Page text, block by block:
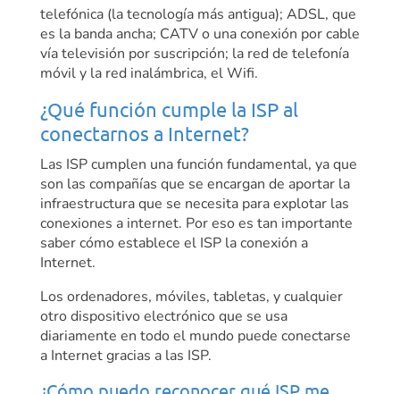
telefónica (la tecnología más antigua); ADSL, que
es la banda ancha; CATV o una conexión por cable
vía televisión por suscripción; la red de telefonía
móvil y la red inalámbrica, el Wifi.
¿Qué función cumple la ISP al
conectarnos a Internet?
Las ISP cumplen una función fundamental, ya que
son las compañías que se encargan de aportar la
infraestructura que se necesita para explotar las
conexiones a internet. Por eso es tan importante
saber cómo establece el ISP la conexión a
Internet.
Los ordenadores, móviles, tabletas, y cualquier
otro dispositivo electrónico que se usa
diariamente en todo el mundo puede conectarse
a Internet gracias a las ISP.